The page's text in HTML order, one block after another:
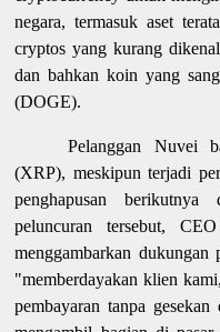
negara, termasuk aset
cryptos yang kurang
dan bahkan koin yang
(DOGE).
Pelanggan Nuvei
(XRP), meskipun terjadi
penghapusan
peluncuran tersebut,
menggambarkan dukungan
"memberdayakan klien
pembayaran tanpa